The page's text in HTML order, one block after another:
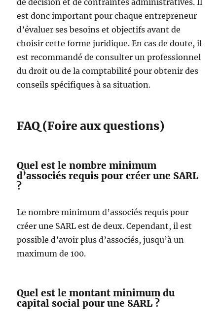
de décision et de contraintes administratives. Il
est donc important pour chaque entrepreneur
d’évaluer ses besoins et objectifs avant de
choisir cette forme juridique. En cas de doute, il
est recommandé de consulter un professionnel
du droit ou de la comptabilité pour obtenir des
conseils spécifiques à sa situation.
FAQ (Foire aux questions)
Quel est le nombre minimum
d’associés requis pour créer une SARL
?
Le nombre minimum d’associés requis pour
créer une SARL est de deux. Cependant, il est
possible d’avoir plus d’associés, jusqu’à un
maximum de 100.
Quel est le montant minimum du
capital social pour une SARL ?